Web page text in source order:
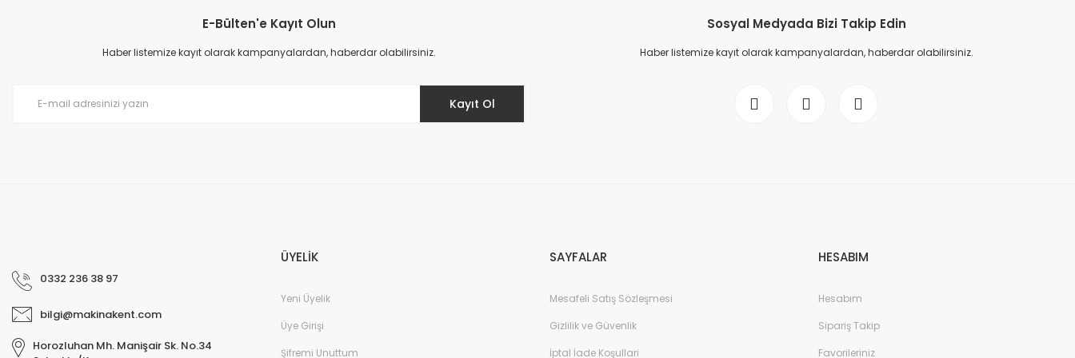
Ürün resmi kalitesiz, bozuk veya görüntülenemiyor.
Ürün açıklamasında eksik bilgiler bulunuyor.
Gerçekten ilgili ve güvenilir bir firma. Tereddüt etmeden alış veriş yapabilirsiniz
E... K... | 13/02/2026
ihtiyaca cevap veren bir site
Bayram Sen | 22/12/2025
E-Bülten'e Kayıt Olun
Haber listemize kayıt olarak kampanyalardan, haberdar olabilirsiniz.
Kayıt Ol
Sosyal Medyada Bizi Takip Edin
Haber listemize kayıt olarak kampanyalardan, haberdar olabilirsiniz.
0332 236 38 97
bilgi@makinakent.com
Horozluhan Mh. Manişair Sk. No.34
ÜYELİK
Yeni Üyelik
Üye Girişi
Şifremi Unuttum
SAYFALAR
Mesafeli Satış Sözleşmesi
Gizlilik ve Güvenlik
İptal İade Koşullari
HESABIM
Hesabım
Sipariş Takip
Favorileriniz